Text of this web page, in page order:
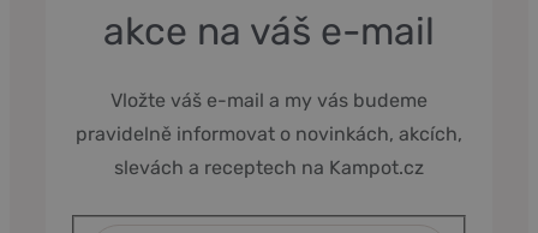
akce na váš e-mail
Vložte váš e-mail a my vás budeme
pravidelně informovat o novinkách, akcích,
slevách a receptech na Kampot.cz
MARKETINGOVÉ COOKIES
NEZAŘAZENÉ COOKIES